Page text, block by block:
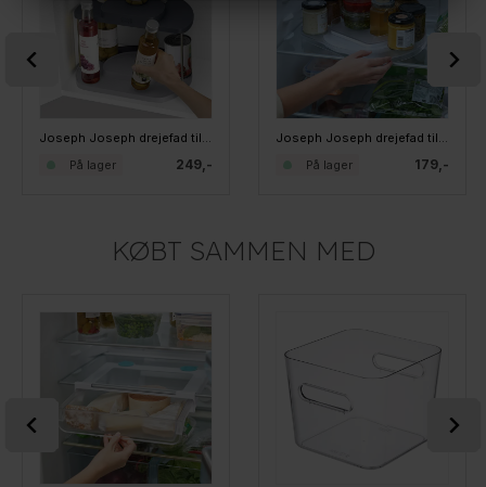
Joseph Joseph drejefad til køkkenskabet - Grå - 2 Tier
249,-
På lager
Joseph Joseph drejefad til køleskabet
179,-
På lager
KØBT SAMMEN MED